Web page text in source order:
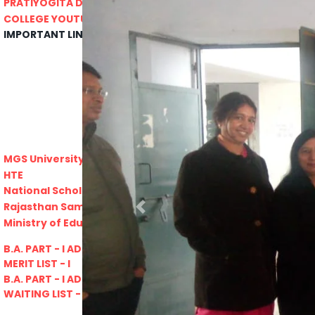
Swarnajayanti fellowships scheme 2021
Odisha Public Service Commision
U.S. Univercity. Virtual Fair
GATE 2021
RPSC-Assistant_Statistical__Officer
Advertisement No. 02-2021
Advertisement-No_-7-of-2021
Advt. Details Consultants
DCB E-Content
E-Lectures
COLLEGE YOUTUBE CHANNEL
IMPORTANT LINKS
MGS University
HTE
National Scholarship Portal
Rajasthan Sampark
Ministry of Education
B.A. PART - I ADMISSIONS 2021-22
MERIT LIST - I
B.A. PART - I ADMISSIONS 2021-22
WAITING LIST - I
Previous